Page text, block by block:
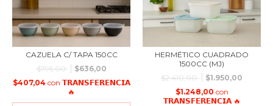
CAZUELA C/ TAPA 150CC
$795,00
$636,00
$407,04 con 𝗧𝗥𝗔𝗡𝗦𝗙𝗘𝗥𝗘𝗡𝗖𝗜𝗔
🔥
HERMÉTICO CUADRADO
1500CC (MJ)
$2.410,00
$1.950,00
$1.248,00 con
𝗧𝗥𝗔𝗡𝗦𝗙𝗘𝗥𝗘𝗡𝗖𝗜𝗔 🔥